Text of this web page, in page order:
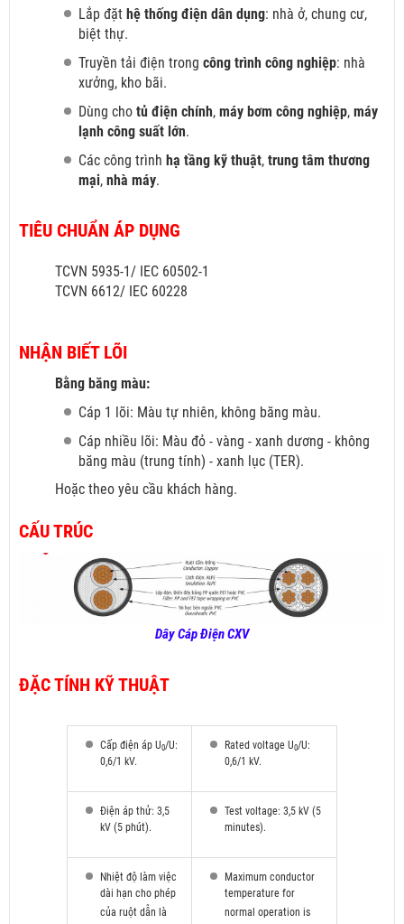
Lắp đặt hệ thống điện dân dụng: nhà ở, chung cư,
biệt thự.
Truyền tải điện trong công trình công nghiệp: nhà
xưởng, kho bãi.
Dùng cho tủ điện chính, máy bơm công nghiệp, máy
lạnh công suất lớn.
Các công trình hạ tầng kỹ thuật, trung tâm thương
mại, nhà máy.
TIÊU CHUẨN ÁP DỤNG
TCVN 5935-1/ IEC 60502-1
TCVN 6612/ IEC 60228
NHẬN BIẾT LÕI
Bằng băng màu:
Cáp 1 lõi: Màu tự nhiên, không băng màu.
Cáp nhiều lõi: Màu đỏ - vàng - xanh dương - không
băng màu (trung tính) - xanh lục (TER).
Hoặc theo yêu cầu khách hàng.
CẤU TRÚC
Dây Cáp Điện CXV
ĐẶC TÍNH KỸ THUẬT
Cấp điện áp U0/U:
0,6/1 kV.
Rated voltage U0/U:
0,6/1 kV.
Điện áp thử: 3,5
kV (5 phút).
Test voltage: 3,5 kV (5
minutes).
Nhiệt độ làm việc
dài hạn cho phép
của ruột dẫn là
Maximum conductor
temperature for
normal operation is